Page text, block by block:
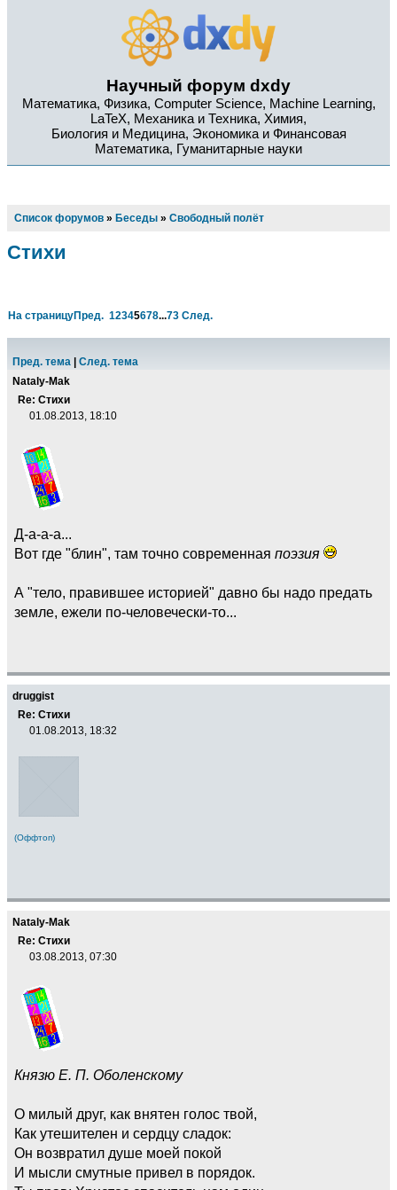
Научный форум dxdy
Математика, Физика, Computer Science, Machine Learning,
LaTeX, Механика и Техника, Химия,
Биология и Медицина, Экономика и Финансовая
Математика, Гуманитарные науки
Список форумов » Беседы » Свободный полёт
Стихи
На страницуПред. 12345678...73 След.
Пред. тема
След. тема
Nataly-Mak
Re: Стихи
01.08.2013, 18:10
Д-а-а-а...
Вот где "блин", там точно современная поэзия
А "тело, правившее историей" давно бы надо предать
земле, ежели по-человечески-то...
druggist
Re: Стихи
01.08.2013, 18:32
(Оффтоп)
Nataly-Mak
Re: Стихи
03.08.2013, 07:30
Князю E. П. Оболенскому
О милый друг, как внятен голос твой,
Как утешителен и сердцу сладок:
Он возвратил душе моей покой
И мысли смутные привел в порядок.